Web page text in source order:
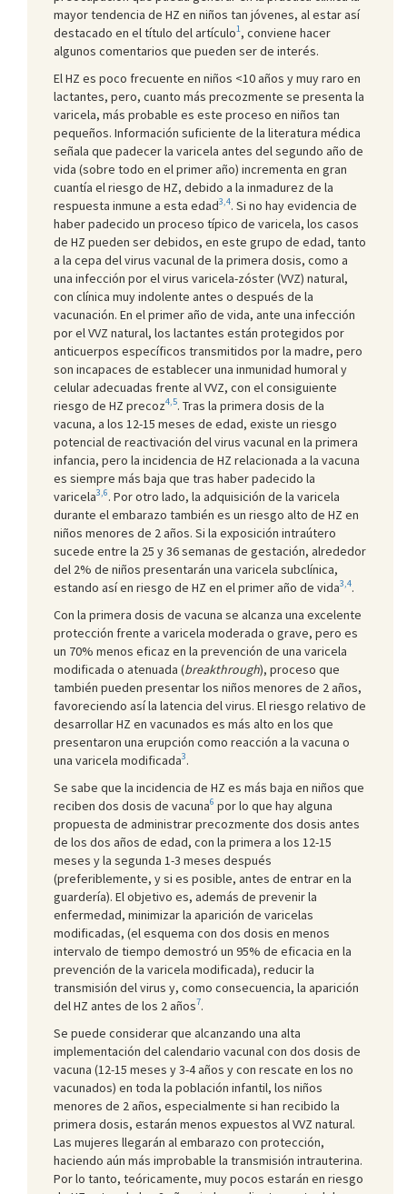
mayor tendencia de HZ en niños tan jóvenes, al estar así
destacado en el título del artículo1, conviene hacer
algunos comentarios que pueden ser de interés.
El HZ es poco frecuente en niños <10 años y muy raro en
lactantes, pero, cuanto más precozmente se presenta la
varicela, más probable es este proceso en niños tan
pequeños. Información suficiente de la literatura médica
señala que padecer la varicela antes del segundo año de
vida (sobre todo en el primer año) incrementa en gran
cuantía el riesgo de HZ, debido a la inmadurez de la
respuesta inmune a esta edad3,4. Si no hay evidencia de
haber padecido un proceso típico de varicela, los casos
de HZ pueden ser debidos, en este grupo de edad, tanto
a la cepa del virus vacunal de la primera dosis, como a
una infección por el virus varicela-zóster (VVZ) natural,
con clínica muy indolente antes o después de la
vacunación. En el primer año de vida, ante una infección
por el VVZ natural, los lactantes están protegidos por
anticuerpos específicos transmitidos por la madre, pero
son incapaces de establecer una inmunidad humoral y
celular adecuadas frente al VVZ, con el consiguiente
riesgo de HZ precoz4,5. Tras la primera dosis de la
vacuna, a los 12-15 meses de edad, existe un riesgo
potencial de reactivación del virus vacunal en la primera
infancia, pero la incidencia de HZ relacionada a la vacuna
es siempre más baja que tras haber padecido la
varicela3,6. Por otro lado, la adquisición de la varicela
durante el embarazo también es un riesgo alto de HZ en
niños menores de 2 años. Si la exposición intraútero
sucede entre la 25 y 36 semanas de gestación, alrededor
del 2% de niños presentarán una varicela subclínica,
estando así en riesgo de HZ en el primer año de vida3,4.
Con la primera dosis de vacuna se alcanza una excelente
protección frente a varicela moderada o grave, pero es
un 70% menos eficaz en la prevención de una varicela
modificada o atenuada (breakthrough), proceso que
también pueden presentar los niños menores de 2 años,
favoreciendo así la latencia del virus. El riesgo relativo de
desarrollar HZ en vacunados es más alto en los que
presentaron una erupción como reacción a la vacuna o
una varicela modificada3.
Se sabe que la incidencia de HZ es más baja en niños que
reciben dos dosis de vacuna6 por lo que hay alguna
propuesta de administrar precozmente dos dosis antes
de los dos años de edad, con la primera a los 12-15
meses y la segunda 1-3 meses después
(preferiblemente, y si es posible, antes de entrar en la
guardería). El objetivo es, además de prevenir la
enfermedad, minimizar la aparición de varicelas
modificadas, (el esquema con dos dosis en menos
intervalo de tiempo demostró un 95% de eficacia en la
prevención de la varicela modificada), reducir la
transmisión del virus y, como consecuencia, la aparición
del HZ antes de los 2 años7.
Se puede considerar que alcanzando una alta
implementación del calendario vacunal con dos dosis de
vacuna (12-15 meses y 3-4 años y con rescate en los no
vacunados) en toda la población infantil, los niños
menores de 2 años, especialmente si han recibido la
primera dosis, estarán menos expuestos al VVZ natural.
Las mujeres llegarán al embarazo con protección,
haciendo aún más improbable la transmisión intrauterina.
Por lo tanto, teóricamente, muy pocos estarán en riesgo